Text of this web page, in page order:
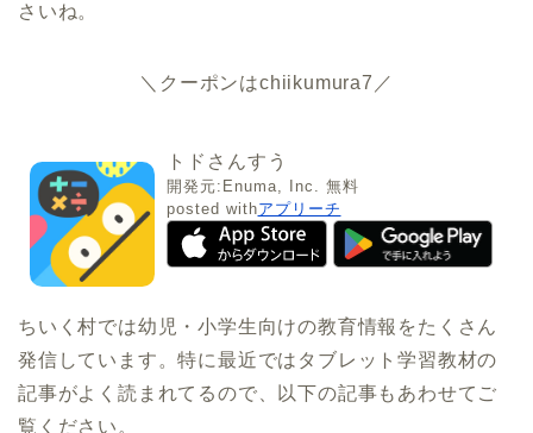
さいね。
＼クーポンはchiikumura7／
トドさんすう
開発元: Enuma, Inc. 無料
posted withアプリーチ
ちいく村では幼児・小学生向けの教育情報をたくさん
発信しています。特に最近ではタブレット学習教材の
記事がよく読まれてるので、以下の記事もあわせてご
覧ください。